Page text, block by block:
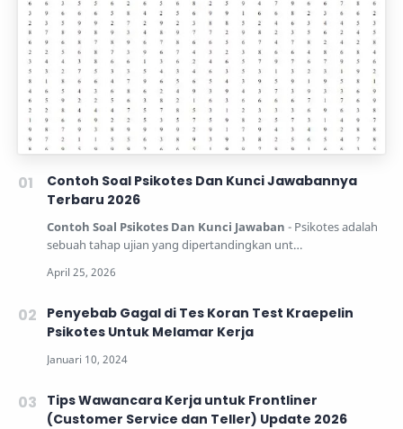
Contoh Soal Psikotes Dan Kunci Jawabannya
Terbaru 2026
Contoh Soal Psikotes Dan Kunci Jawaban - Psikotes adalah
sebuah tahap ujian yang dipertandingkan unt…
Penyebab Gagal di Tes Koran Test Kraepelin
Psikotes Untuk Melamar Kerja
Tips Wawancara Kerja untuk Frontliner
(Customer Service dan Teller) Update 2026